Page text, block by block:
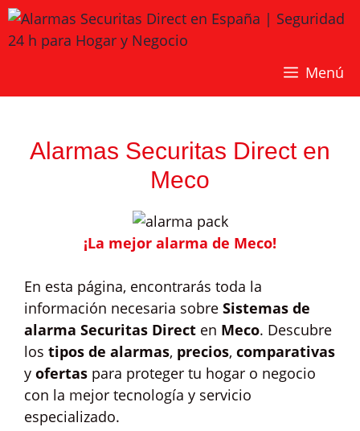
Saltar
al
contenido
Menú
Alarmas Securitas Direct en
Meco
¡La mejor alarma de Meco!
En esta página, encontrarás toda la
información necesaria sobre Sistemas de
alarma Securitas Direct en Meco. Descubre
los tipos de alarmas, precios, comparativas
y ofertas para proteger tu hogar o negocio
con la mejor tecnología y servicio
especializado.